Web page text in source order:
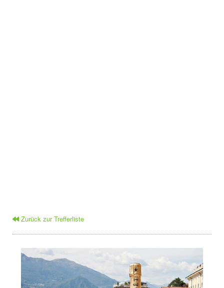
Zurück zur Trefferliste